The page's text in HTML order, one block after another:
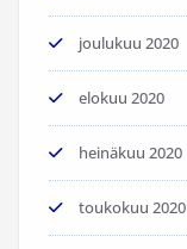
joulukuu 2020
elokuu 2020
heinäkuu 2020
toukokuu 2020